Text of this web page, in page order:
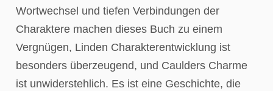
Wortwechsel und tiefen Verbindungen der
Charaktere machen dieses Buch zu einem
Vergnügen, Linden Charakterentwicklung ist
besonders überzeugend, und Caulders Charme
ist unwiderstehlich. Es ist eine Geschichte, die